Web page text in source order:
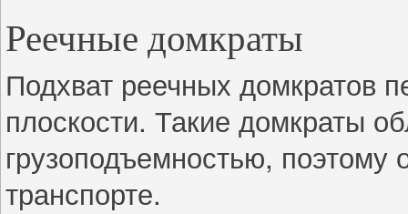
Реечные домкраты
Подхват реечных домкратов
плоскости. Такие домкраты
грузоподъемностью,
транспорте.